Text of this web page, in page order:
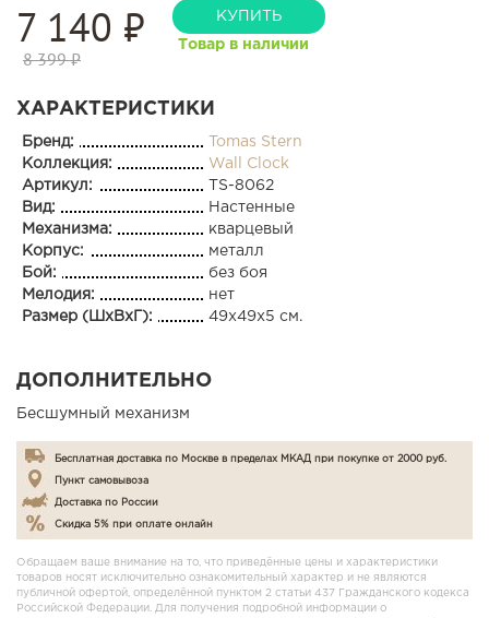
7 140 ₽
8 399 ₽
КУПИТЬ
Товар в наличии
ХАРАКТЕРИСТИКИ
Бренд:
Tomas Stern
Коллекция:
Wall Clock
Артикул:
TS-8062
Вид:
Настенные
Механизма:
кварцевый
Корпус:
металл
Бой:
без боя
Мелодия:
нет
Размер (ШхВхГ):
49x49x5 см.
ДОПОЛНИТЕЛЬНО
Бесшумный механизм
Бесплатная доставка по Москве в пределах МКАД при покупке от 2000 руб.
Пункт самовывоза
Доставка по России
Скидка 5% при оплате онлайн
Обращаем ваше внимание на то, что приведённые цены и характеристики
товаров носят исключительно ознакомительный характер и не являются
публичной офертой, определённой пунктом 2 статьи 437 Гражданского кодекса
Российской Федерации. Для получения подробной информации о